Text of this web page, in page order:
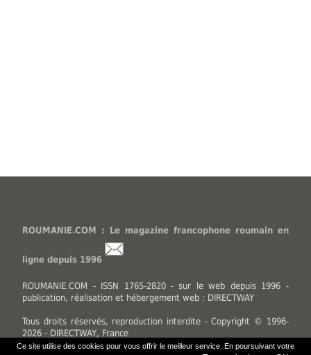
ROUMANIE.COM : Le magazine francophone roumain en
ligne depuis 1996
ROUMANIE.COM - ISSN 1765-2820 - sur le web depuis 1996 -
publication, réalisation et hébergement web : DIRECTWAY
Tous droits réservés, reproduction interdite - Copyright © 1996-
2026 - DIRECTWAY, France
Ce site utilise des cookies pour vous offrir le meilleur service. En poursuivant votre